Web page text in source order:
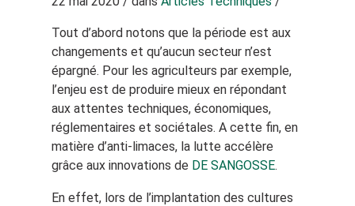
Tout d’abord notons que la période est aux
changements et qu’aucun secteur n’est
épargné. Pour les agriculteurs par exemple,
l’enjeu est de produire mieux en répondant
aux attentes techniques, économiques,
réglementaires et sociétales. A cette fin, en
matière d’anti-limaces, la lutte accélère
grâce aux innovations de DE SANGOSSE.
En effet, lors de l’implantation des cultures